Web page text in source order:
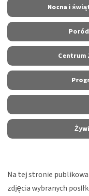
Nocna i
Centrum
Na tej stronie
zdjęcia wybranych